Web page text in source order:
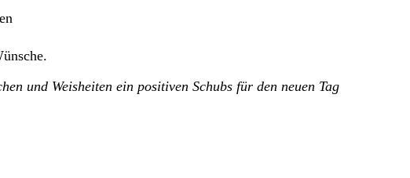
und Weisheiten ein positiven Schubs für den neuen Tag